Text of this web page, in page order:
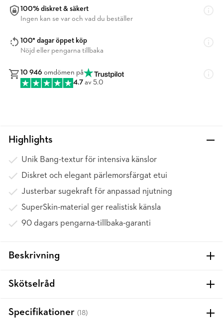
100% diskret & säkert
Ingen kan se var och vad du beställer
100* dagar öppet köp
Nöjd eller pengarna tillbaka
10 946 omdömen på
4.7 av 5.0
Highlights
Unik Bang-textur för intensiva känslor
Diskret och elegant pärlemorsfärgat etui
Justerbar sugekraft för anpassad njutning
SuperSkin-material ger realistisk känsla
90 dagars pengarna-tillbaka-garanti
Beskrivning
Skötselråd
Specifikationer (18)